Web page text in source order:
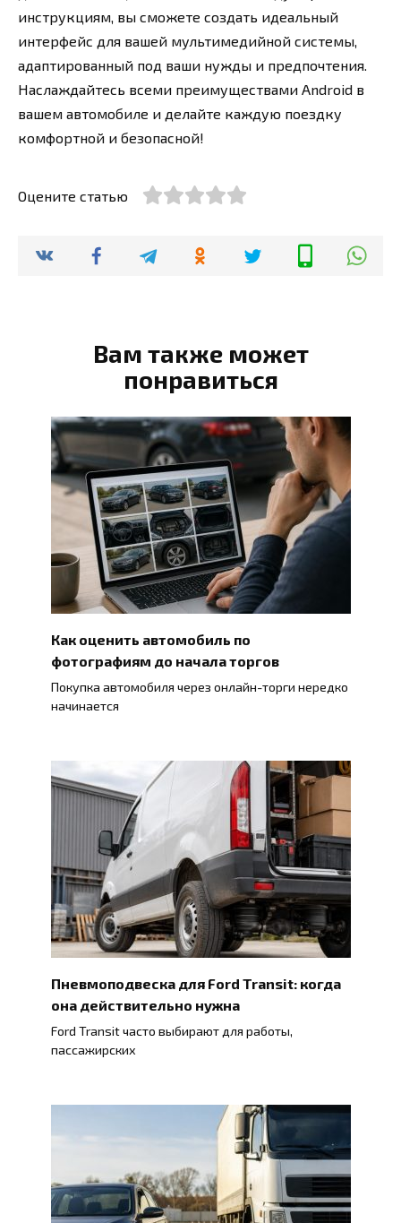
инструкциям, вы сможете создать идеальный
интерфейс для вашей мультимедийной системы,
адаптированный под ваши нужды и предпочтения.
Наслаждайтесь всеми преимуществами Android в
вашем автомобиле и делайте каждую поездку
комфортной и безопасной!
Оцените статью
Вам также может
понравиться
Как оценить автомобиль по
фотографиям до начала торгов
Покупка автомобиля через онлайн-торги нередко
начинается
Пневмоподвеска для Ford Transit: когда
она действительно нужна
Ford Transit часто выбирают для работы,
пассажирских